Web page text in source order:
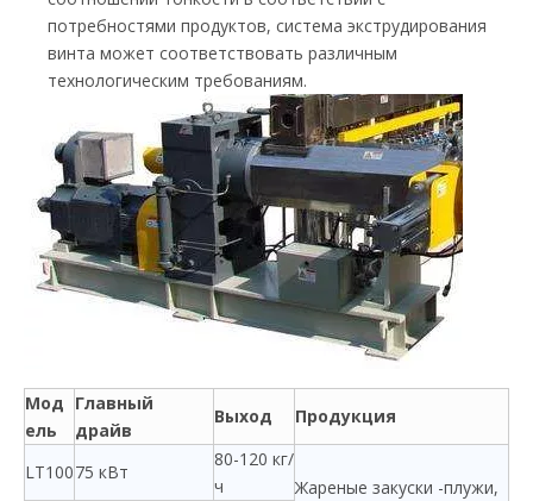
потребностями продуктов, система экструдирования
винта может соответствовать различным
технологическим требованиям.
Мод
ель
Главный
драйв
Выход Продукция
LT10075 кВт
80-120 кг/
ч
Жареные закуски -плужи,